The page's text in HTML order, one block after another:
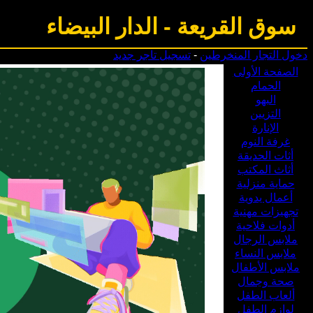
سوق القريعة - الدار البيضاء
دخول التجار المنخرطين - تسجيل تاجر جديد
الصفحة الأولى
الحمام
البهو
التزيين
الإنارة
غرفة النوم
أثات الحديقة
أثاث المكتب
حماية منزلية
أعمال يدوية
تجهيزات مهنية
أدوات فلاحية
ملابس الرجال
ملابس النساء
ملابس الأطفال
صحة وجمال
ألعاب الطفل
لوازم الطفل